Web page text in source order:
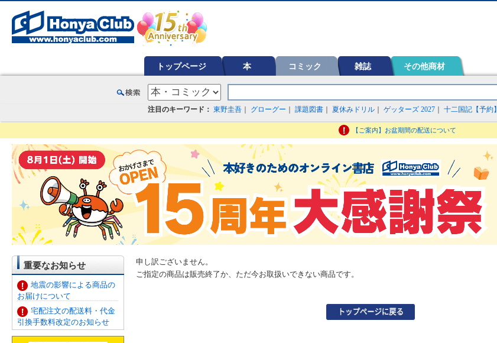
トップページ 本 コミック 雑誌 その他商材
注目のキーワード： 東野圭吾 グローグー 課題図書 夏休みドリル ゲッターズ 2027 十二国記【予約】
【ご案内】お盆期間の配送について
重要なお知らせ
地震の影響による商品の
お届けについて
宅配注文の配送料・代金
引換手数料改定のお知らせ
申し訳ございません。
ご指定の商品は販売終了か、ただ今お取扱いできない商品です。